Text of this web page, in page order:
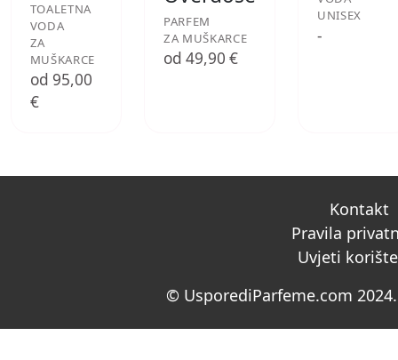
TOALETNA
VODA
ZA
MUŠKARCE
od 95,00
€
PARFEM
ZA MUŠKARCE
od 49,90 €
UNISEX
-
Kontakt
Pravila
Uvjeti
© UsporediParfeme.com